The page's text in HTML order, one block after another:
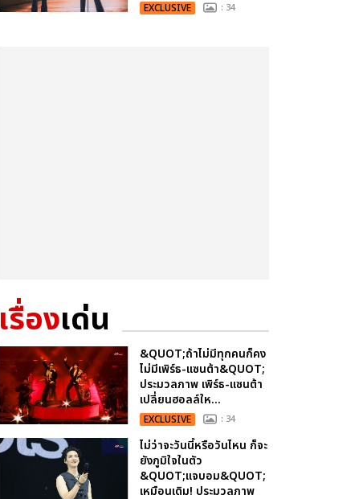
EXCLUSIVE : 34
เรื่องเด่น
&QUOT;ถ้าไม่มีทุกคนก็คง
ไม่มีเพิร์ธ-แซนต้า&QUOT;
ประมวลภาพ เพิร์ธ-แซนต้า
เปลี่ยนฮอลล์ให...
EXCLUSIVE : 34
ไม่ว่าจะวันนี้หรือวันไหน ก็จะ
ยังภูมิใจในตัว
&QUOT;แจบอม&QUOT;
เหมือนเดิม! ประมวลภาพ